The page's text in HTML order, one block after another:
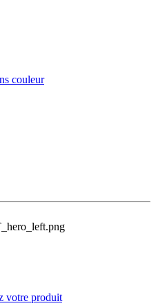
couleur
votre produit